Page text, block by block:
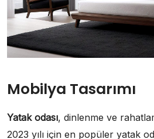
Mobilya Tasarımı
Yatak odası, dinlenme ve
2023 yılı için en popüler yatak